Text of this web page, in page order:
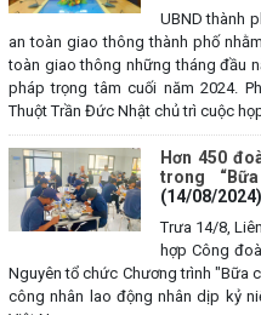
UBND thành
an toàn giao thông thành phố
toàn giao thông những tháng đầu
pháp trọng tâm cuối năm 2024.
Thuột Trần Đức Nhật chủ trì cuộc
Hơn 450
trong
(14/08/2024)
Trưa 14/8,
hợp Công
Nguyên tổ chức Chương trình "Bữa
công nhân lao động nhân dịp kỷ